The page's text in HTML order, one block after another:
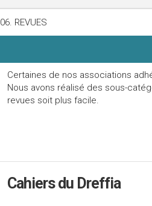
06. REVUES
Certaines de nos associations
Nous avons réalisé des sous-
revues soit plus facile.
Cahiers du Dreffia